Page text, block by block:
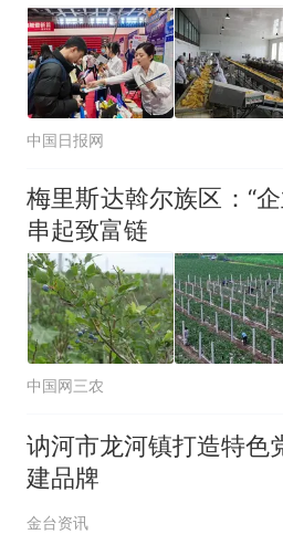
中国日报网
梅里斯达斡尔族区：“
串起致富链
中国网三农
讷河市龙河镇打造特色
建品牌
金台资讯